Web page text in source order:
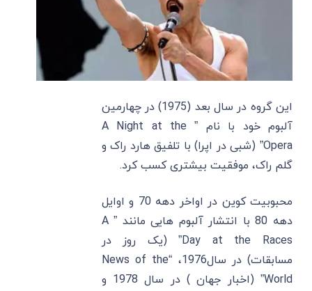
این گروه در سال بعد (1975) در چهارمین
آلبوم خود با نام ” A Night at the
Opera” (شبی در اپرا) با تلفیق هارد راک و
گلم راک، موفقیت بیشتری کسب کرد.
محبوبیت کوین در اواخر دهه 70 و اوایل
دهه 80 با انتشار آلبوم هایی مانند ” A
Day at the Races” (یک روز در
مسابقات) در سال1976، “News of the
World” (اخبار جهان ) در سال 1978 و